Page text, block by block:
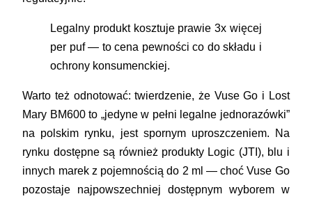
Legalny produkt kosztuje prawie 3x więcej
per puf — to cena pewności co do składu i
ochrony konsumenckiej.
Warto też odnotować: twierdzenie, że Vuse Go i Lost
Mary BM600 to „jedyne w pełni legalne jednorazówki”
na polskim rynku, jest spornym uproszczeniem. Na
rynku dostępne są również produkty Logic (JTI), blu i
innych marek z pojemnością do 2 ml — choć Vuse Go
pozostaje najpowszechniej dostępnym wyborem w